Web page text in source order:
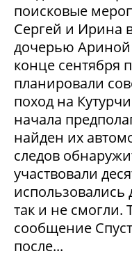
поисковые
Сергей и Ирина
дочерью
конце сентября
планировали
поход на
начала
найден их
следов
участвовали
так и не смогли.
сообщение
после...